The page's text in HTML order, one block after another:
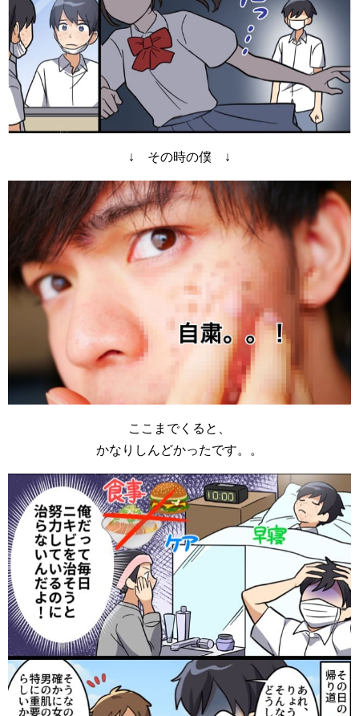
↓ その時の僕 ↓
ここまでくると、
かなりしんどかったです。。